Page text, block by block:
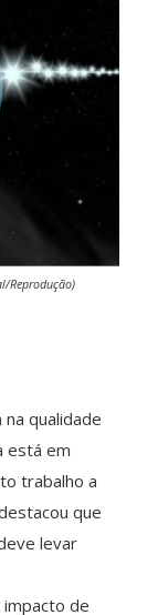
Reprodução)
qualidade
está em
trabalho a
que
levar
de